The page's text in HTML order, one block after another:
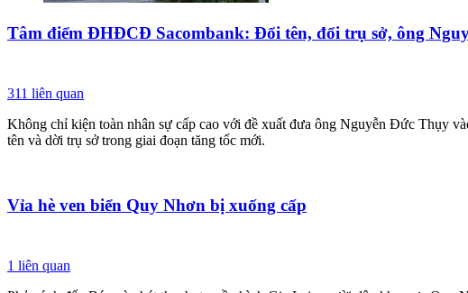
Tâm điểm ĐHĐCĐ Sacombank: Đổi tên, đổi trụ sở, ông
311 liên quan
Không chỉ kiện toàn nhân sự cấp cao với đề xuất đưa ông Nguyễn Đức Thụy
tên và dời trụ sở trong giai đoạn tăng tốc mới.
Vỉa hè ven biển Quy Nhơn bị xuống cấp
1 liên quan